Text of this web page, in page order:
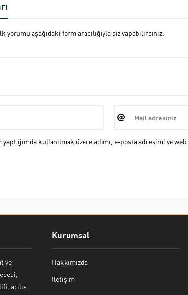
yorumu aşağıdaki form aracılığıyla siz yapabilirsiniz.
kullanılmak üzere adımı, e-posta adresimi ve
ve
açılış
Kurumsal
Hakkımızda
İletişim